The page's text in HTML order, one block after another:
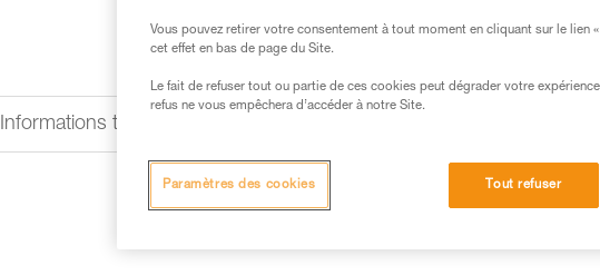
Informations techniques
Vous pouvez retirer votre consentement à tout moment en cliquant sur le lien
cet effet en bas de page du Site.
Le fait de refuser tout ou partie de ces cookies peut dégrader votre
refus ne vous empêchera d’accéder à notre Site.
Tout refuser
Paramètres des cookies